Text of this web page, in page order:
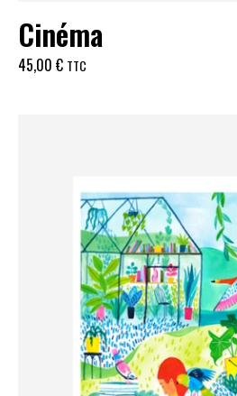
Cinéma
45,00 € TTC